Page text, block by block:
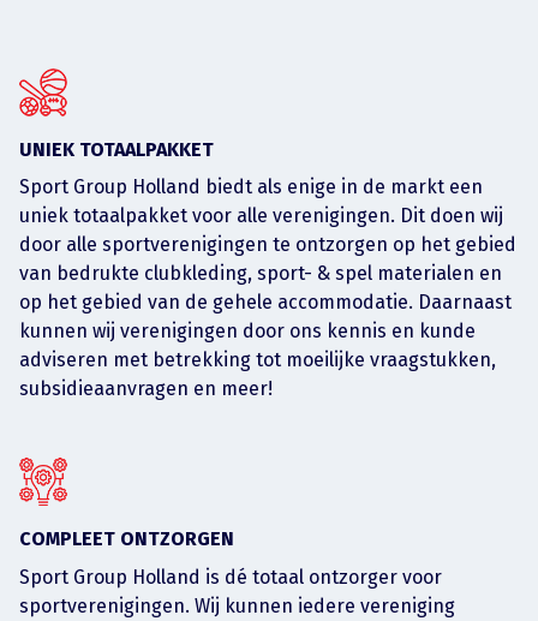
UNIEK TOTAALPAKKET
Sport Group Holland biedt als enige in de markt een
uniek totaalpakket voor alle verenigingen. Dit doen wij
door alle sportverenigingen te ontzorgen op het gebied
van bedrukte clubkleding, sport- & spel materialen en
op het gebied van de gehele accommodatie. Daarnaast
kunnen wij verenigingen door ons kennis en kunde
adviseren met betrekking tot moeilijke vraagstukken,
subsidieaanvragen en meer!
COMPLEET ONTZORGEN
Sport Group Holland is dé totaal ontzorger voor
sportverenigingen. Wij kunnen iedere vereniging